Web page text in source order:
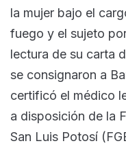
la mujer bajo el
fuego y el sujeto
lectura de su carta
se consignaron a
certificó el médico
a disposición de la
San Luis Potosí